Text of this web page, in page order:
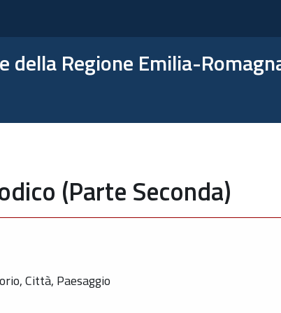
della Regione Emilia-
(Parte Seconda)
Città, Paesaggio